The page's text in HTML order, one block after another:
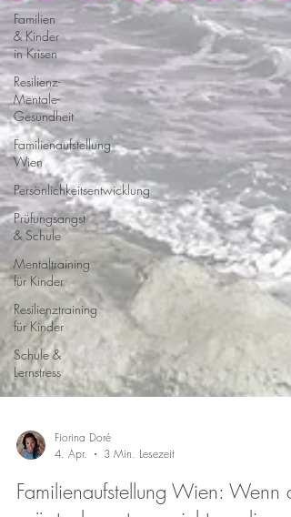
Familien
& Kinder
in Krisen
Resilienz-
Mentale-
Gesundheit
Familienaufstellung
Wien
Persönlichkeitsentwicklung
Prüfungsangst
& Schule
Mentaltraining
für Kinder
Resilienztraining
für Kinder
Schule &
Lernstress
4. Apr.
3 Min. Lesezeit